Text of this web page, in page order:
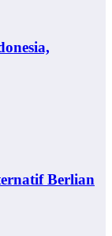
Berlian